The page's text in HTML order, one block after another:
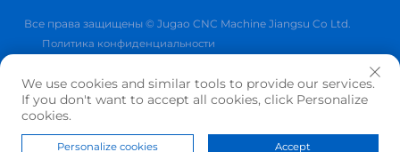
Все права защищены © Jugao CNC Machine Jiangsu Co Ltd.
Политика конфиденциальности
Прокрутить вверх
We use cookies and similar tools to provide our services.
If you don't want to accept all cookies, click Personalize
cookies.
Personalize cookies Accept